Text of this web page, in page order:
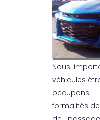
Nous
véhicules
formalités